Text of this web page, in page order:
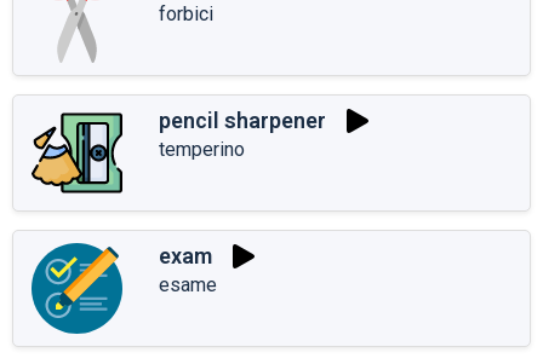
forbici
pencil sharpener
temperino
exam
esame